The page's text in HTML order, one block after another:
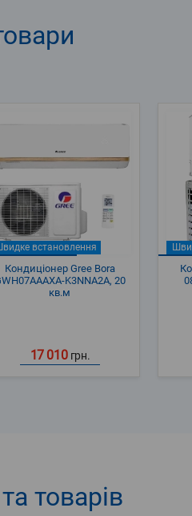
встановлення
Кондиціонер Gree Bora
K3NNA2A, 20
кв.м
17 010 грн.
товарів